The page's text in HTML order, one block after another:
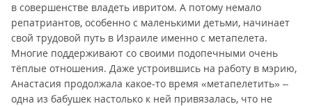
в совершенстве владеть ивритом. А потому немало
репатриантов, особенно с маленькими детьми, начинает
свой трудовой путь в Израиле именно с метапелета.
Многие поддерживают со своими подопечными очень
тёплые отношения. Даже устроившись на работу в мэрию,
Анастасия продолжала какое-то время «метапелетить» –
одна из бабушек настолько к ней привязалась, что не